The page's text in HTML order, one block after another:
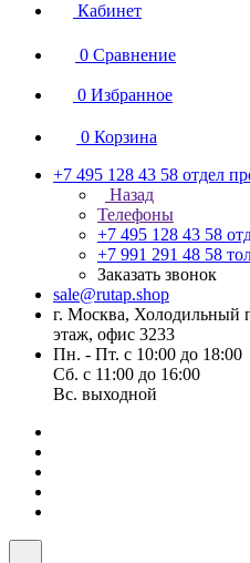
Кабинет
0 Сравнение
0 Избранное
0 Корзина
+7 495 128 43 58 отдел
Назад
Телефоны
+7 495 128 43 58
+7 991 291 48 58
Заказать звонок
sale@rutap.shop
г. Москва, Холодильный
этаж, офис 3233
Пн. - Пт. с 10:00 до 18:00
Сб. с 11:00 до 16:00
Вс. выходной